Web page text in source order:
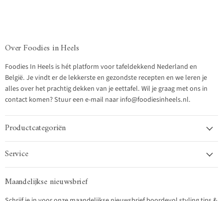
Over Foodies in Heels
Foodies In Heels is hét platform voor tafeldekkend Nederland en
België. Je vindt er de lekkerste en gezondste recepten en we leren je
alles over het prachtig dekken van je eettafel. Wil je graag met ons in
contact komen? Stuur een e-mail naar info@foodiesinheels.nl.
Productcategoriën
Service
Maandelijkse nieuwsbrief